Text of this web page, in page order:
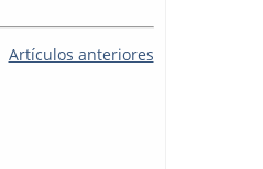
Artículos anteriores